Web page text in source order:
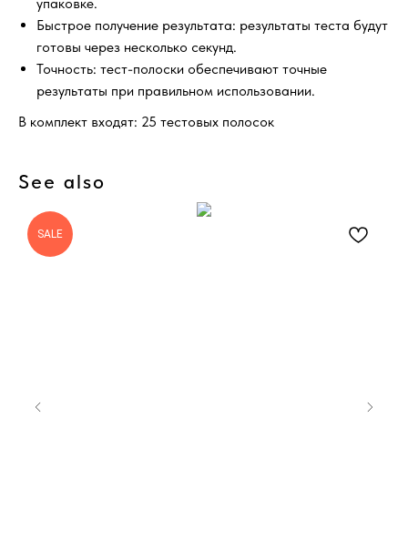
упаковке.
Быстрое получение результата: результаты теста будут
готовы через несколько секунд.
Точность: тест-полоски обеспечивают точные
результаты при правильном использовании.
В комплект входят: 25 тестовых полосок
See also
SALE